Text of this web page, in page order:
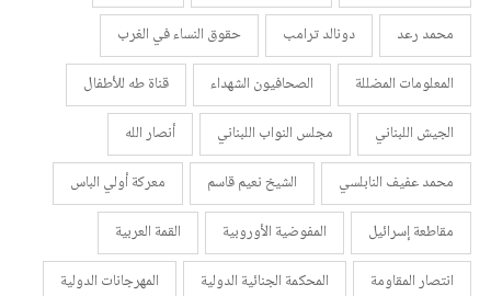
محمد رعد
دونالد ترامب
حقوق النساء في الغرب
المعلومات المضللة
الصحافيون الشهداء
قناة طه للأطفال
الجيش اللبناني
مجلس النواب اللبناني
أنصار الله
محمد عفيف النابلسي
الشيخ نعيم قاسم
معركة أولي الباس
مقاطعة إسرائيل
المفوضية الأوروبية
القمة العربية
انتصار المقاومة
المحكمة الجنائية الدولية
المهرجانات الدولية